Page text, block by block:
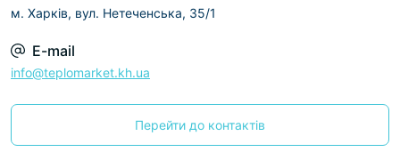
м. Харків, вул. Нетеченська, 35/1
E-mail
info@teplomarket.kh.ua
Перейти до контактів